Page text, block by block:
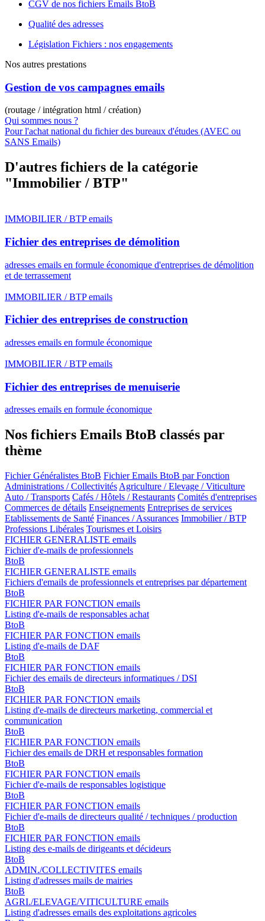
CGV de nos fichiers Emails BtoB
Qualité des adresses
Législation Fichiers : nos engagements
Nos autres prestations
Gestion de vos campagnes emails
(routage / intégration html / création)
Qui sommes nous ?
Pour l'achat national du fichier des bureaux d'études (AVEC ou
SANS Emails)
D'autres fichiers de la catégorie
"Immobilier / BTP"
IMMOBILIER / BTP emails
Fichier des entreprises de démolition
adresses emails en formule économique d'entreprises de démolition
et de terrassement
IMMOBILIER / BTP emails
Fichier des entreprises de construction
adresses emails en formule économique
IMMOBILIER / BTP emails
Fichier des entreprises de menuiserie
adresses emails en formule économique
Nos fichiers Emails BtoB classés par
thème
Fichier Généralistes BtoB Fichier Emails BtoB par Fonction
Administrations / Collectivités Agriculture / Elevage / Viticulture
Auto / Transports Cafés / Hôtels / Restaurants Comités d'entreprises
Commerces de détails Enseignements Entreprises de services
Etablissements de Santé Finances / Assurances Immobilier / BTP
Professions Libérales Tourismes et Loisirs
FICHIER GENERALISTE emails
Fichier d'e-mails de professionnels
BtoB
FICHIER GENERALISTE emails
Fichiers d'emails de professionnels et entreprises par département
BtoB
FICHIER PAR FONCTION emails
Listing d'e-mails de responsables achat
BtoB
FICHIER PAR FONCTION emails
Listing d'e-mails de DAF
BtoB
FICHIER PAR FONCTION emails
Fichier des emails de directeurs informatiques / DSI
BtoB
FICHIER PAR FONCTION emails
Listing d'e-mails de directeurs marketing, commercial et
communication
BtoB
FICHIER PAR FONCTION emails
Fichier des emails de DRH et responsables formation
BtoB
FICHIER PAR FONCTION emails
Fichier d'e-mails de responsables logistique
BtoB
FICHIER PAR FONCTION emails
Fichier d'e-mails de directeurs qualité / techniques / production
BtoB
FICHIER PAR FONCTION emails
Listing des e-mails de dirigeants et décideurs
BtoB
ADMIN./COLLECTIVITES emails
Listing d'adresses mails de mairies
BtoB
AGRI./ELEVAGE/VITICULTURE emails
Listing d'adresses emails des exploitations agricoles